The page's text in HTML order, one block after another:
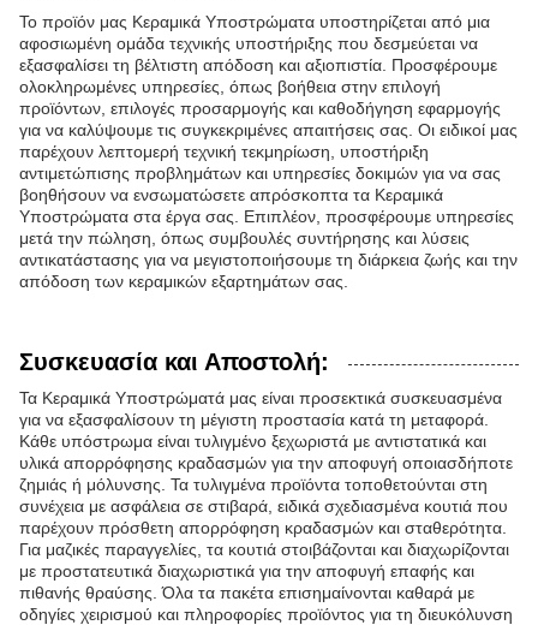
Το προϊόν μας Κεραμικά Υποστρώματα υποστηρίζεται από μια
αφοσιωμένη ομάδα τεχνικής υποστήριξης που δεσμεύεται να
εξασφαλίσει τη βέλτιστη απόδοση και αξιοπιστία. Προσφέρουμε
ολοκληρωμένες υπηρεσίες, όπως βοήθεια στην επιλογή
προϊόντων, επιλογές προσαρμογής και καθοδήγηση εφαρμογής
για να καλύψουμε τις συγκεκριμένες απαιτήσεις σας. Οι ειδικοί μας
παρέχουν λεπτομερή τεχνική τεκμηρίωση, υποστήριξη
αντιμετώπισης προβλημάτων και υπηρεσίες δοκιμών για να σας
βοηθήσουν να ενσωματώσετε απρόσκοπτα τα Κεραμικά
Υποστρώματα στα έργα σας. Επιπλέον, προσφέρουμε υπηρεσίες
μετά την πώληση, όπως συμβουλές συντήρησης και λύσεις
αντικατάστασης για να μεγιστοποιήσουμε τη διάρκεια ζωής και την
απόδοση των κεραμικών εξαρτημάτων σας.
Συσκευασία και Αποστολή:
Τα Κεραμικά Υποστρώματά μας είναι προσεκτικά συσκευασμένα
για να εξασφαλίσουν τη μέγιστη προστασία κατά τη μεταφορά.
Κάθε υπόστρωμα είναι τυλιγμένο ξεχωριστά με αντιστατικά και
υλικά απορρόφησης κραδασμών για την αποφυγή οποιασδήποτε
ζημιάς ή μόλυνσης. Τα τυλιγμένα προϊόντα τοποθετούνται στη
συνέχεια με ασφάλεια σε στιβαρά, ειδικά σχεδιασμένα κουτιά που
παρέχουν πρόσθετη απορρόφηση κραδασμών και σταθερότητα.
Για μαζικές παραγγελίες, τα κουτιά στοιβάζονται και διαχωρίζονται
με προστατευτικά διαχωριστικά για την αποφυγή επαφής και
πιθανής θραύσης. Όλα τα πακέτα επισημαίνονται καθαρά με
οδηγίες χειρισμού και πληροφορίες προϊόντος για τη διευκόλυνση